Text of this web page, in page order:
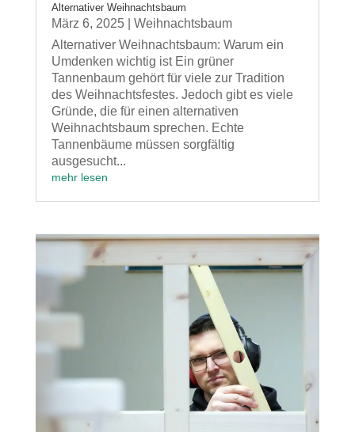
Alternativer Weihnachtsbaum
März 6, 2025| Weihnachtsbaum
Alternativer Weihnachtsbaum: Warum ein
Umdenken wichtig ist Ein grüner
Tannenbaum gehört für viele zur Tradition
des Weihnachtsfestes. Jedoch gibt es viele
Gründe, die für einen alternativen
Weihnachtsbaum sprechen. Echte
Tannenbäume müssen sorgfältig
ausgesucht...
mehr lesen